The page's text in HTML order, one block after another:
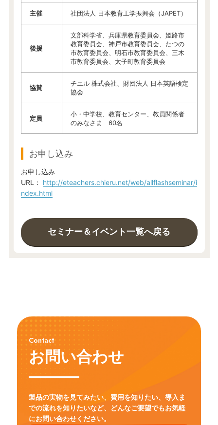
主催 社団法人 日本教育工学振興会（JAPET）
後援
文部科学省、兵庫県教育委員会、姫路市
教育委員会、神戸市教育委員会、たつの
市教育委員会、明石市教育委員会、三木
市教育委員会、太子町教育委員会
協賛
チエル 株式会社、財団法人 日本英語検定
協会
定員
小・中学校、教育センター、教員関係者
のみなさま 60名
お申し込み
お申し込み
URL： http://eteachers.chieru.net/web/allflashseminar/i
ndex.html
セミナー＆イベント一覧へ戻る
Contact
お問い合わせ
製品の実物を見てみたい、費用を知りたい、導入ま
での流れを知りたいなど、
どんなご要望でもお気軽
にお問い合わせください。